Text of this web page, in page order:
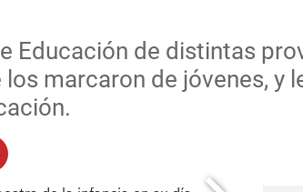
Educación de distintas
marcaron de jóvenes, y